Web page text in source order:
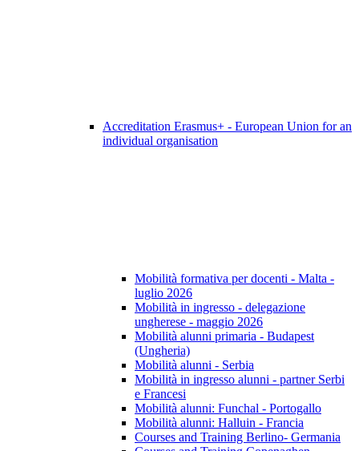
Accreditation Erasmus+ - European Union for an
individual organisation
Mobilità formativa per docenti - Malta -
luglio 2026
Mobilità in ingresso - delegazione
ungherese - maggio 2026
Mobilità alunni primaria - Budapest
(Ungheria)
Mobilità alunni - Serbia
Mobilità in ingresso alunni - partner Serbi
e Francesi
Mobilità alunni: Funchal - Portogallo
Mobilità alunni: Halluin - Francia
Courses and Training Berlino- Germania